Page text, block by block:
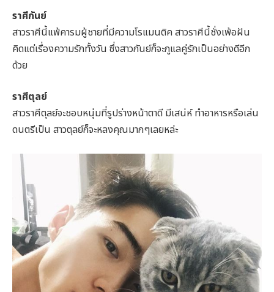
ราศีกันย์
สาวราศีนี้แพ้คารมผู้ชายที่มีความโรแมนติค สาวราศีนี้ชั่งเพ้อฝัน
คิดแต่เรื่องความรักทั้งวัน ซึ่งสาวกันย์ก็จะกูแลคู่รักเป็นอย่างดีอีก
ด้วย
ราศีตุลย์
สาวราศีตุลย์จะชอบหนุ่มที่รูปร่างหน้าตาดี มีเสน่ห์ ทำอาหารหรือเล่น
ดนตรีเป็น สาวตุลย์ก็จะหลงคุณมากๆเลยหล่ะ